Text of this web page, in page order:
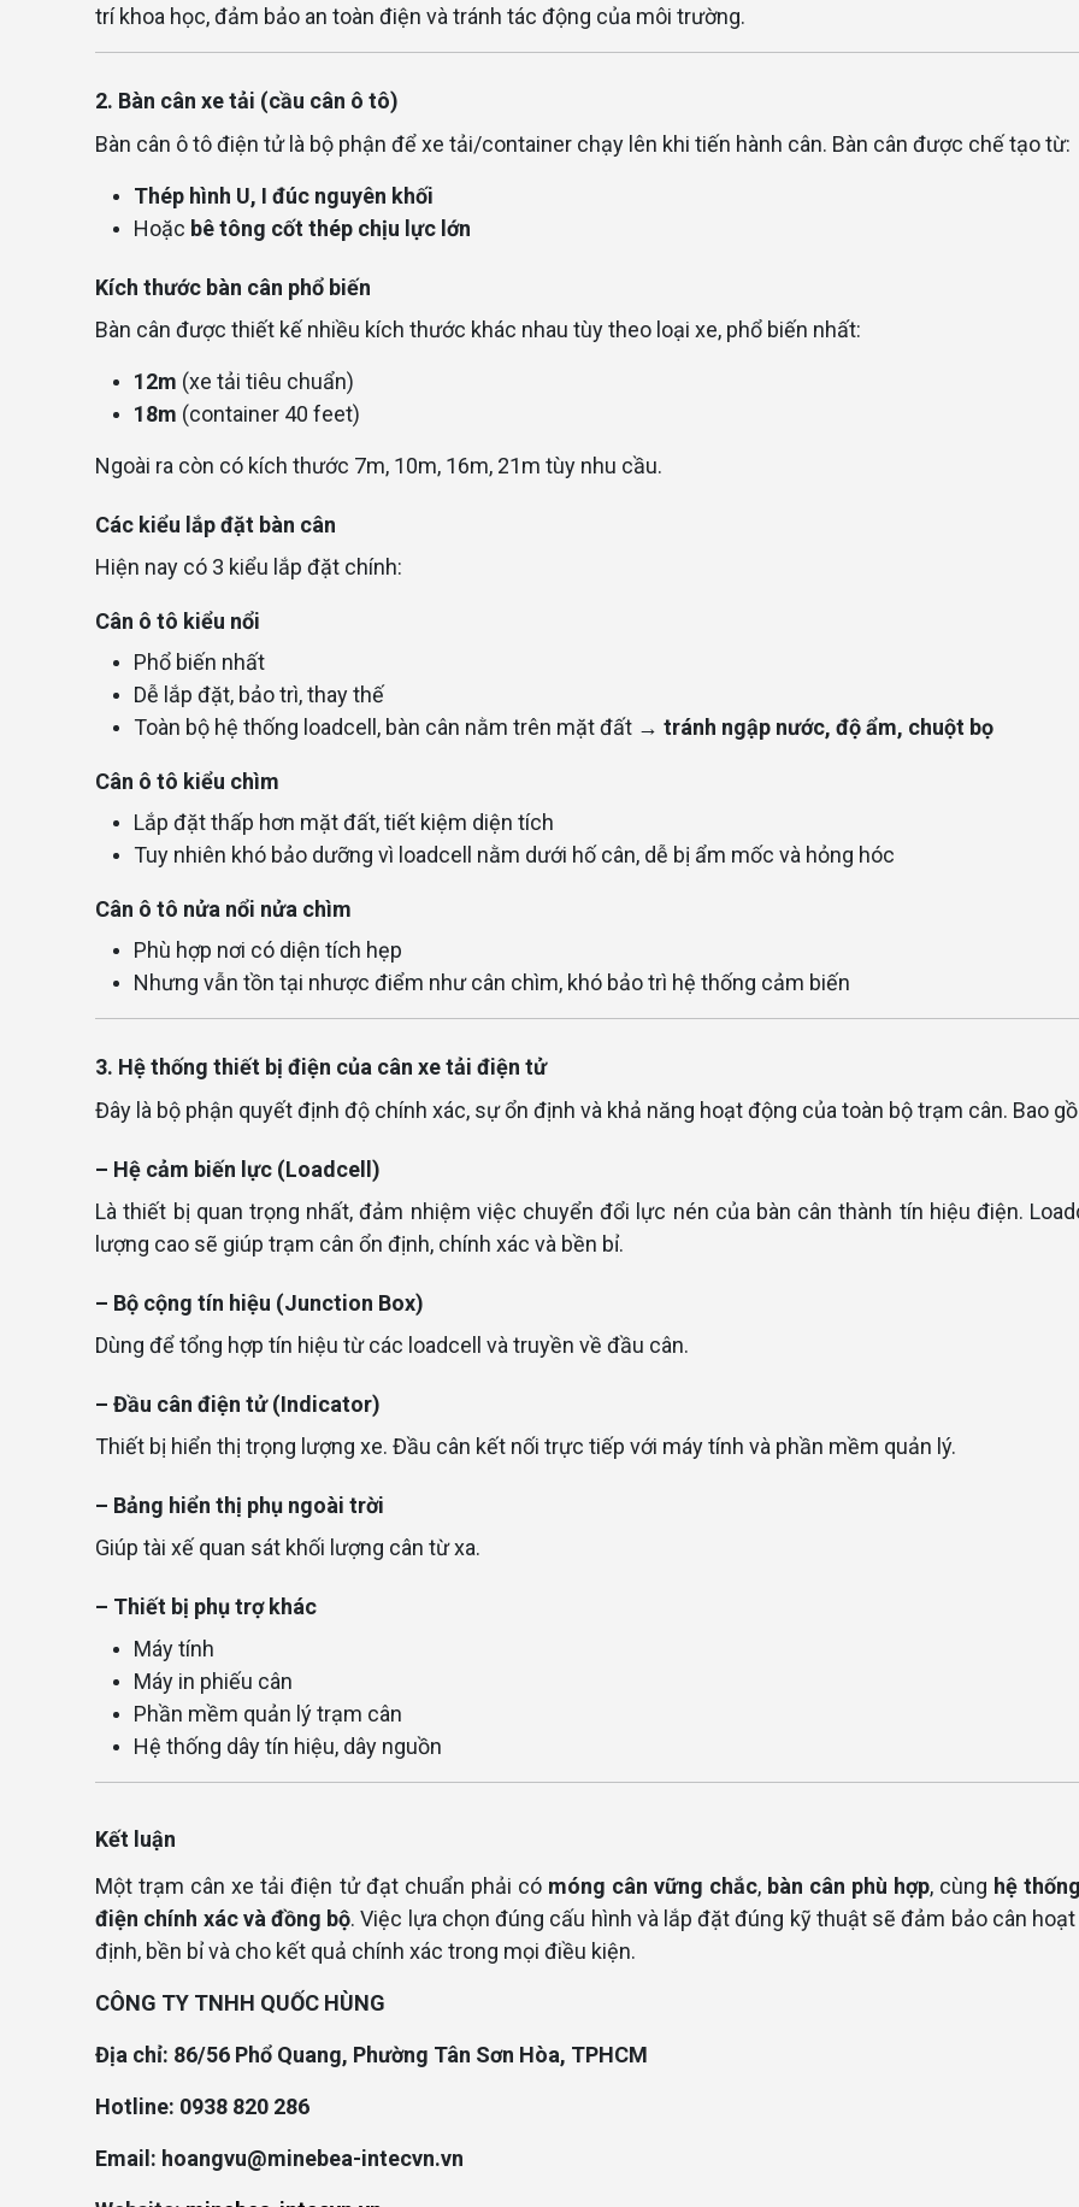
trí khoa học, đảm bảo an toàn điện và tránh tác động của môi trường.
2. Bàn cân xe tải (cầu cân ô tô)
Bàn cân ô tô điện tử là bộ phận để xe tải/container chạy lên khi tiến hành cân. Bàn cân được chế tạo từ:
Thép hình U, I đúc nguyên khối
Hoặc bê tông cốt thép chịu lực lớn
Kích thước bàn cân phổ biến
Bàn cân được thiết kế nhiều kích thước khác nhau tùy theo loại xe, phổ biến nhất:
12m (xe tải tiêu chuẩn)
18m (container 40 feet)
Ngoài ra còn có kích thước 7m, 10m, 16m, 21m tùy nhu cầu.
Các kiểu lắp đặt bàn cân
Hiện nay có 3 kiểu lắp đặt chính:
Cân ô tô kiểu nổi
Phổ biến nhất
Dễ lắp đặt, bảo trì, thay thế
Toàn bộ hệ thống loadcell, bàn cân nằm trên mặt đất →tránh ngập nước, độ ẩm, chuột bọ
Cân ô tô kiểu chìm
Lắp đặt thấp hơn mặt đất, tiết kiệm diện tích
Tuy nhiên khó bảo dưỡng vì loadcell nằm dưới hố cân, dễ bị ẩm mốc và hỏng hóc
Cân ô tô nửa nổi nửa chìm
Phù hợp nơi có diện tích hẹp
Nhưng vẫn tồn tại nhược điểm như cân chìm, khó bảo trì hệ thống cảm biến
3. Hệ thống thiết bị điện của cân xe tải điện tử
Đây là bộ phận quyết định độ chính xác, sự ổn định và khả năng hoạt động của toàn bộ trạm cân. Bao
– Hệ cảm biến lực (Loadcell)
Là thiết bị quan trọng nhất, đảm nhiệm việc chuyển đổi lực nén của bàn cân thành tín hiệu điện.
lượng cao sẽ giúp trạm cân ổn định, chính xác và bền bỉ.
– Bộ cộng tín hiệu (Junction Box)
Dùng để tổng hợp tín hiệu từ các loadcell và truyền về đầu cân.
– Đầu cân điện tử (Indicator)
Thiết bị hiển thị trọng lượng xe. Đầu cân kết nối trực tiếp với máy tính và phần mềm quản lý.
– Bảng hiển thị phụ ngoài trời
Giúp tài xế quan sát khối lượng cân từ xa.
– Thiết bị phụ trợ khác
Máy tính
Máy in phiếu cân
Phần mềm quản lý trạm cân
Hệ thống dây tín hiệu, dây nguồn
Kết luận
Một trạm cân xe tải điện tử đạt chuẩn phải có móng cân vững chắc, bàn cân phù hợp, cùng hệ
điện chính xác và đồng bộ. Việc lựa chọn đúng cấu hình và lắp đặt đúng kỹ thuật sẽ đảm bảo cân
định, bền bỉ và cho kết quả chính xác trong mọi điều kiện.
CÔNG TY TNHH QUỐC HÙNG
Địa chỉ: 86/56 Phổ Quang, Phường Tân Sơn Hòa, TPHCM
Hotline: 0938 820 286
Email: hoangvu@minebea-intecvn.vn